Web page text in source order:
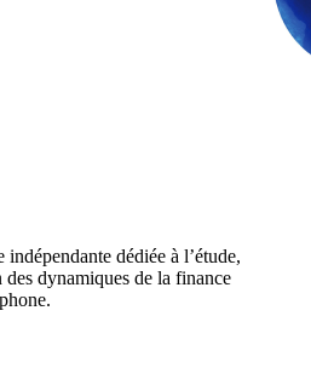
dédiée à l’étude,
des dynamiques de la finance